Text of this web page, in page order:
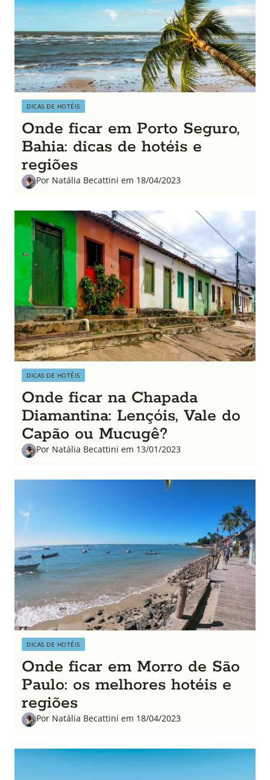
DICAS DE HOTÉIS
Onde ficar em Porto Seguro,
Bahia: dicas de hotéis e
regiões
Por Natália Becattini em 18/04/2023
DICAS DE HOTÉIS
Onde ficar na Chapada
Diamantina: Lençóis, Vale do
Capão ou Mucugê?
Por Natália Becattini em 13/01/2023
DICAS DE HOTÉIS
Onde ficar em Morro de São
Paulo: os melhores hotéis e
regiões
Por Natália Becattini em 18/04/2023